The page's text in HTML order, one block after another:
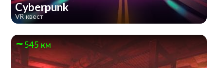
Cyberpunk
VR квест
545 км